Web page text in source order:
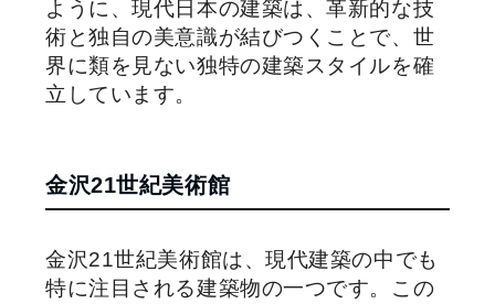
ように、現代日本の建築は、革新的な技
術と独自の美意識が結びつくことで、世
界に類を見ない独特の建築スタイルを確
立しています。
金沢21世紀美術館
金沢21世紀美術館は、現代建築の中でも
特に注目される建築物の一つです。この